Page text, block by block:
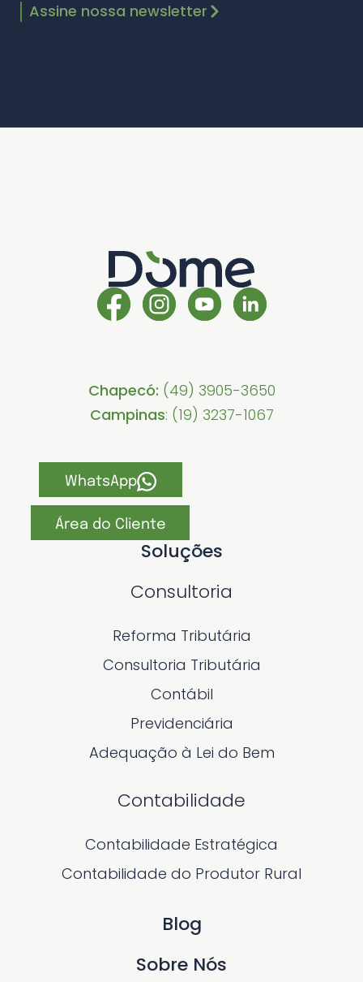
Assine nossa newsletter
WhatsApp
Área do Cliente
Chapecó: (49) 3905-3650
Campinas: (19) 3237-1067
Soluções
Consultoria
Reforma Tributária
Consultoria Tributária
Contábil
Previdenciária
Adequação à Lei do Bem
Contabilidade
Contabilidade Estratégica
Contabilidade do Produtor Rural
Blog
Sobre Nós